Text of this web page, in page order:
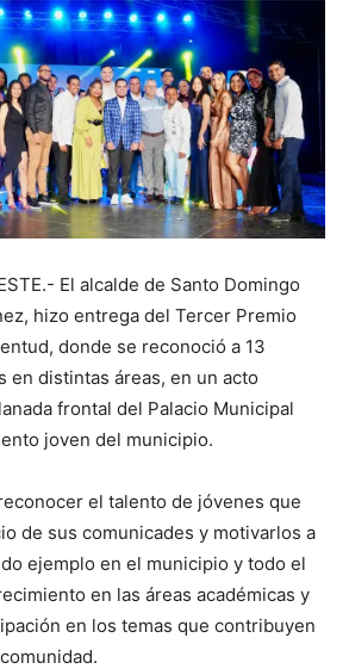
El alcalde de Santo Domingo
hizo entrega del Tercer Premio
donde se reconoció a 13
en distintas áreas, en un acto
frontal del Palacio Municipal
joven del municipio.
el talento de jóvenes que
de sus comunicades y motivarlos a
ejemplo en el municipio y todo el
en las áreas académicas y
en los temas que contribuyen